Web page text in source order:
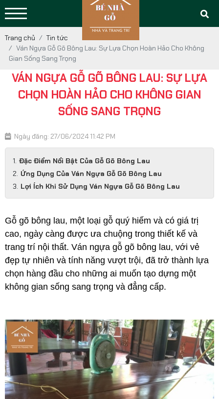
Trang chủ
Tin tức
Ván Ngựa Gỗ Gõ Bông Lau: Sự Lựa Chọn Hoàn Hảo Cho Không
Gian Sống Sang Trọng
VÁN NGỰA GỖ GÕ BÔNG LAU: SỰ LỰA
CHỌN HOÀN HẢO CHO KHÔNG GIAN
SỐNG SANG TRỌNG
Ngày đăng: 27/06/2024 11:42 PM
Đặc Điểm Nổi Bật Của Gỗ Gõ Bông Lau
Ứng Dụng Của Ván Ngựa Gỗ Gõ Bông Lau
Lợi Ích Khi Sử Dụng Ván Ngựa Gỗ Gõ Bông Lau
Gỗ gõ bông lau, một loại gỗ quý hiếm và có giá trị
cao, ngày càng được ưa chuộng trong thiết kế và
trang trí nội thất. Ván ngựa gỗ gõ bông lau, với vẻ
đẹp tự nhiên và tính năng vượt trội, đã trở thành lựa
chọn hàng đầu cho những ai muốn tạo dựng một
không gian sống sang trọng và đẳng cấp.